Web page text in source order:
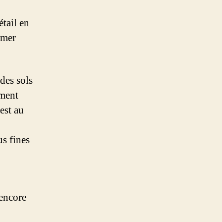
organiques
en
sols
au
fines